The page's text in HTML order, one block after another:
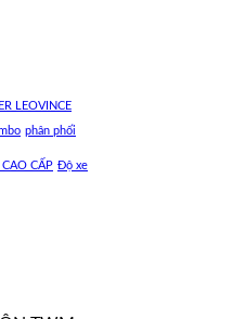
LEOVINCE
phân phối
CẤP Độ xe